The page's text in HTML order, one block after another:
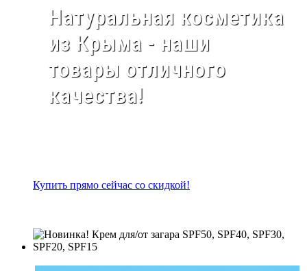
Натуральная косметика
из Крыма - наши
товары отличного
качества!
Купить прямо сейчас со скидкой!